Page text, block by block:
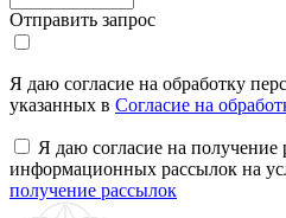
Отправить запрос
Я даю согласие на обработку
указанных в Согласие на
Я даю согласие на
информационных рассылок на
получение рассылок